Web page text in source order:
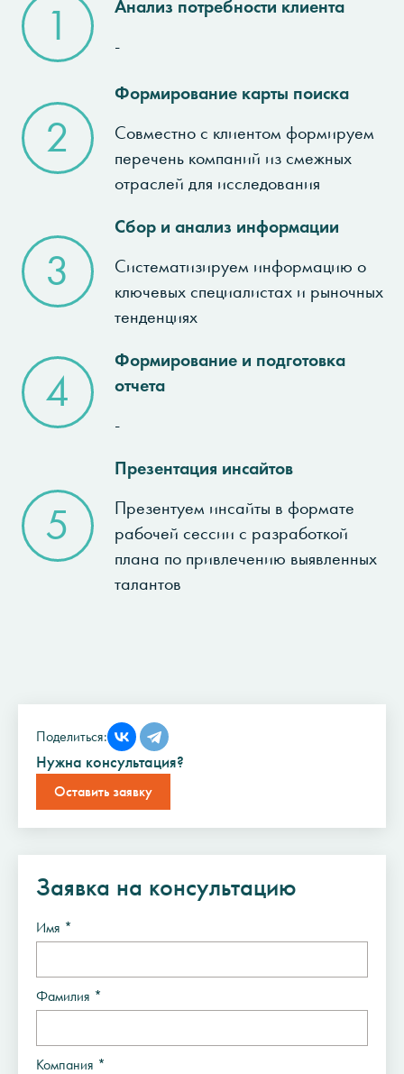
1
Анализ потребности клиента
-
2
Формирование карты поиска
Совместно с клиентом формируем
перечень компаний из смежных
отраслей для исследования
3
Сбор и анализ информации
Систематизируем информацию о
ключевых специалистах и рыночных
тенденциях
4
Формирование и подготовка
отчета
-
5
Презентация инсайтов
Презентуем инсайты в формате
рабочей сессии с разработкой
плана по привлечению выявленных
талантов
Поделиться:
Нужна консультация?
Оставить заявку
Заявка на консультацию
Имя *
Фамилия *
Компания *